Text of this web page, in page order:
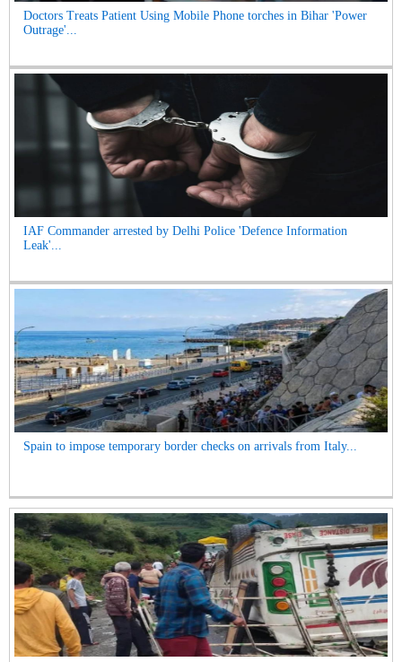
Doctors Treats Patient Using Mobile Phone torches in Bihar 'Power
Outrage'...
IAF Commander arrested by Delhi Police 'Defence Information
Leak'...
Spain to impose temporary border checks on arrivals from Italy...